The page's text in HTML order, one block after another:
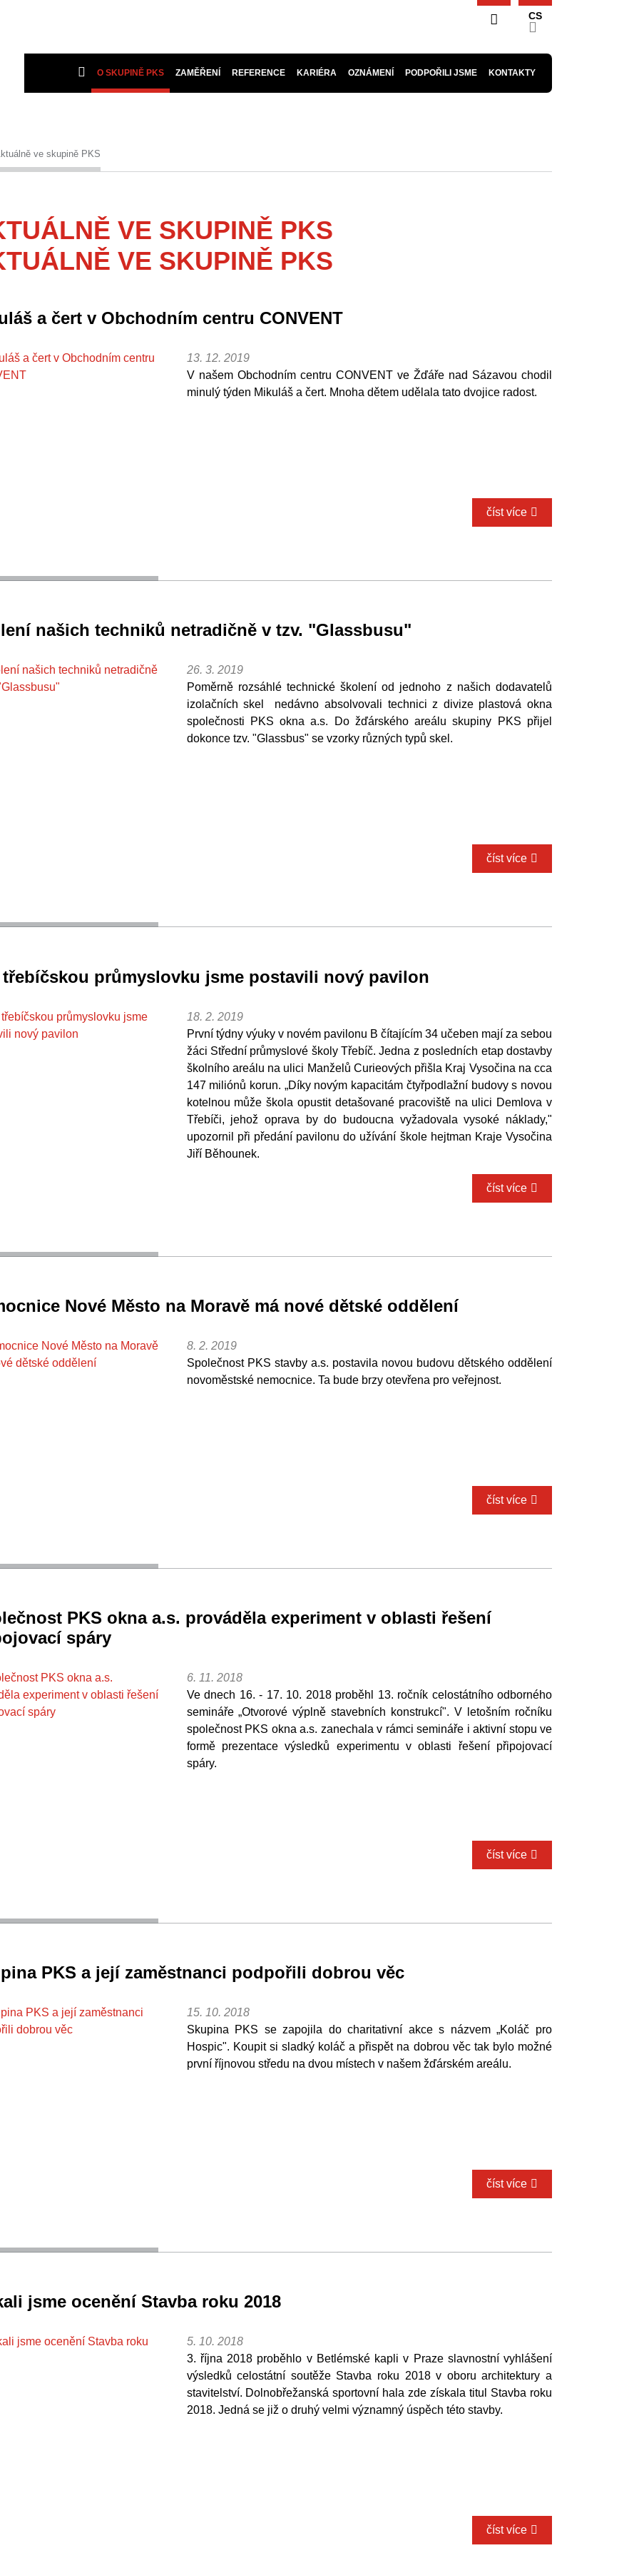
CS
O SKUPINĚ PKS ZAMĚŘENÍ REFERENCE KARIÉRA OZNÁMENÍ PODPOŘILI JSME KONTAKTY
ve skupině PKS
VE SKUPINĚ PKS
VE SKUPINĚ PKS
a čert v Obchodním centru CONVENT
13. 12. 2019
V našem Obchodním centru CONVENT ve Žďáře nad Sázavou chodil
minulý týden Mikuláš a čert. Mnoha dětem udělala tato dvojice radost.
číst více
našich techniků netradičně v tzv. "Glassbusu"
26. 3. 2019
Poměrně rozsáhlé technické školení od jednoho z našich dodavatelů
izolačních skel nedávno absolvovali technici z divize plastová okna
společnosti PKS okna a.s. Do žďárského areálu skupiny PKS přijel
dokonce tzv. "Glassbus" se vzorky různých typů skel.
číst více
průmyslovku jsme postavili nový pavilon
18. 2. 2019
První týdny výuky v novém pavilonu B čítajícím 34 učeben mají za sebou
žáci Střední průmyslové školy Třebíč. Jedna z posledních etap dostavby
školního areálu na ulici Manželů Curieových přišla Kraj Vysočina na cca
147 miliónů korun. „Díky novým kapacitám čtyřpodlažní budovy s novou
kotelnou může škola opustit detašované pracoviště na ulici Demlova v
Třebíči, jehož oprava by do budoucna vyžadovala vysoké náklady,"
upozornil při předání pavilonu do užívání škole hejtman Kraje Vysočina
Jiří Běhounek.
číst více
Nové Město na Moravě má nové dětské oddělení
8. 2. 2019
Společnost PKS stavby a.s. postavila novou budovu dětského oddělení
novoměstské nemocnice. Ta bude brzy otevřena pro veřejnost.
číst více
PKS okna a.s. prováděla experiment v oblasti řešení
spáry
6. 11. 2018
Ve dnech 16. - 17. 10. 2018 proběhl 13. ročník celostátního odborného
semináře „Otvorové výplně stavebních konstrukcí". V letošním ročníku
společnost PKS okna a.s. zanechala v rámci semináře i aktivní stopu ve
formě prezentace výsledků experimentu v oblasti řešení připojovací
spáry.
číst více
PKS a její zaměstnanci podpořili dobrou věc
15. 10. 2018
Skupina PKS se zapojila do charitativní akce s názvem „Koláč pro
Hospic". Koupit si sladký koláč a přispět na dobrou věc tak bylo možné
první říjnovou středu na dvou místech v našem žďárském areálu.
číst více
jsme ocenění Stavba roku 2018
5. 10. 2018
3. října 2018 proběhlo v Betlémské kapli v Praze slavnostní vyhlášení
výsledků celostátní soutěže Stavba roku 2018 v oboru architektury a
stavitelství. Dolnobřežanská sportovní hala zde získala titul Stavba roku
2018. Jedná se již o druhý velmi významný úspěch této stavby.
číst více